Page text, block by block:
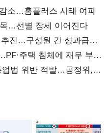
소…홈플러스 사태 여파
…선별 장세 이어진다
진…구성원 간 성과급
주택 침체에 재무 부담
업법 위반 적발…공정위,